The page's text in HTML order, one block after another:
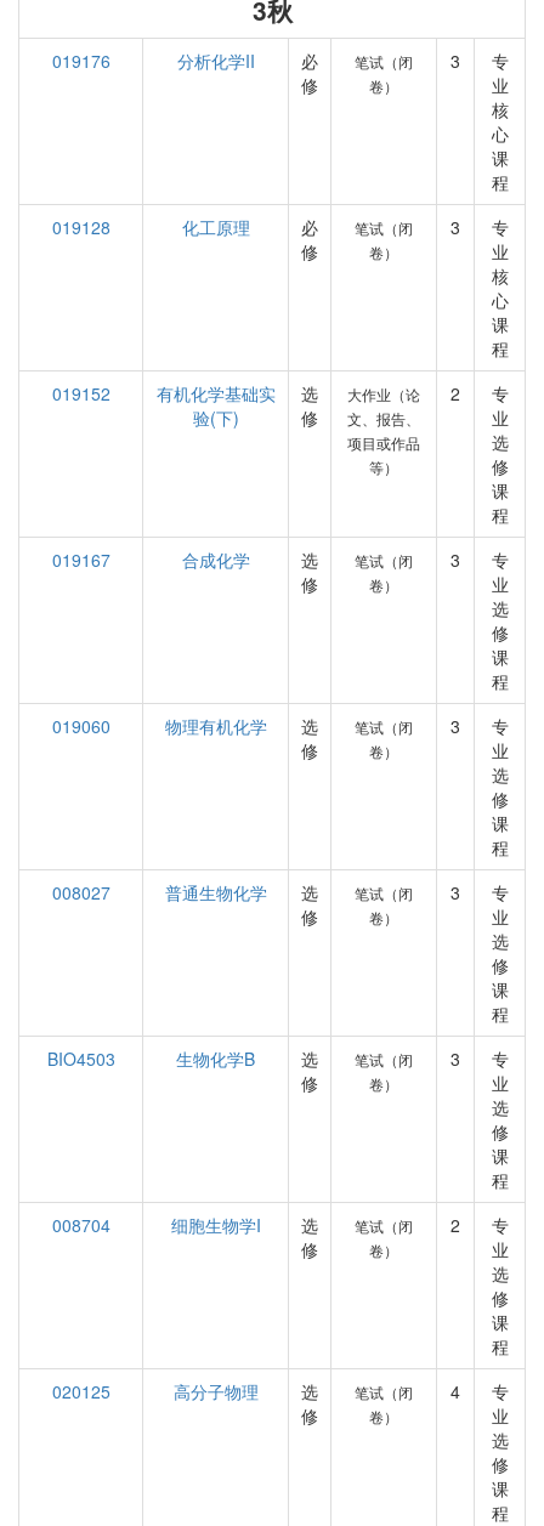
3秋
019176 分析化学II
必
修
笔试（闭
卷）
3
专
业
核
心
课
程
019128
化工原理
必
修
笔试（闭
卷）
3
专
业
核
心
课
程
019152
有机化学基础实
验(下)
选
修
大作业（论
文、报告、
项目或作品
等）
2
专
业
选
修
课
程
019167
合成化学
选
修
笔试（闭
卷）
3
专
业
选
修
课
程
019060
物理有机化学
选
修
笔试（闭
卷）
3
专
业
选
修
课
程
008027
普通生物化学
选
修
笔试（闭
卷）
3
专
业
选
修
课
程
BIO4503
生物化学B
选
修
笔试（闭
卷）
3
专
业
选
修
课
程
008704
细胞生物学I
选
修
笔试（闭
卷）
2
专
业
选
修
课
程
020125
高分子物理
选
修
笔试（闭
卷）
4
专
业
选
修
课
程